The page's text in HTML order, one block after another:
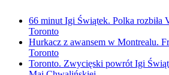
66 minut Igi Świątek. Polka rozbiła
Toronto
Hurkacz z awansem w Montrealu.
Toronto
Toronto. Zwycięski powrót Igi